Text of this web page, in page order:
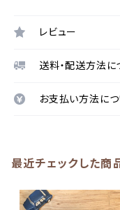
レビュー
送料・配送方法に
お支払い方法につ
最近チェックした商